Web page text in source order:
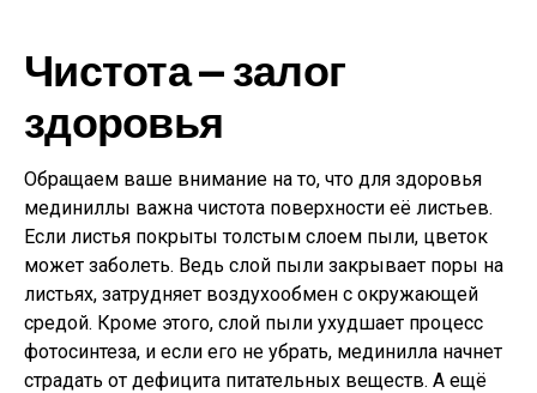
Чистота — залог
здоровья
Обращаем ваше внимание на то, что для здоровья
мединиллы важна чистота поверхности её листьев.
Если листья покрыты толстым слоем пыли, цветок
может заболеть. Ведь слой пыли закрывает поры на
листьях, затрудняет воздухообмен с окружающей
средой. Кроме этого, слой пыли ухудшает процесс
фотосинтеза, и если его не убрать, мединилла начнет
страдать от дефицита питательных веществ. А ещё